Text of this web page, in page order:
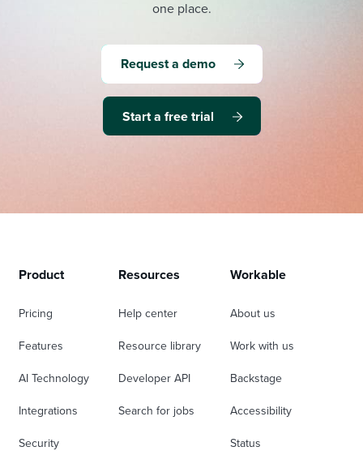
one place.
Request a demo
Start a free trial
Product
Pricing
Features
AI Technology
Integrations
Security
Resources
Help center
Resource library
Developer API
Search for jobs
Workable
About us
Work with us
Backstage
Accessibility
Status